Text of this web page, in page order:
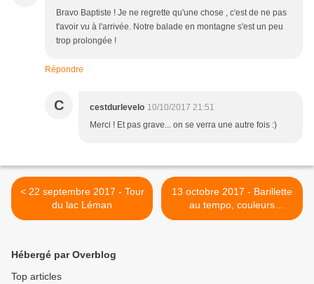
Bravo Baptiste ! Je ne regrette qu'une chose , c'est de ne pas
t'avoir vu à l'arrivée. Notre balade en montagne s'est un peu
trop prolongée !
Répondre
C cestdurlevelo 10/10/2017 21:51
Merci ! Et pas grave... on se verra une autre fois :)
< 22 septembre 2017 - Tour
du lac Léman
13 octobre 2017 - Barillette
au tempo, couleurs
d'automne >
Hébergé par Overblog
Top articles